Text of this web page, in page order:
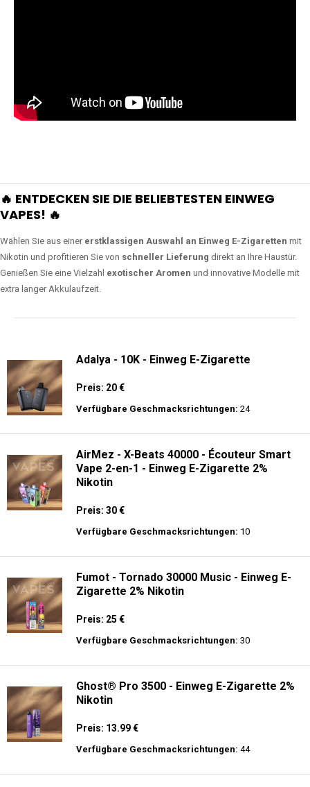
🔥 ENTDECKEN SIE DIE BELIEBTESTEN EINWEG
VAPES! 🔥
Wählen Sie aus einer erstklassigen Auswahl an Einweg E-Zigaretten mit
Nikotin und profitieren Sie von schneller Lieferung direkt an Ihre Haustür.
Genießen Sie eine Vielzahl exotischer Aromen und innovative Modelle mit
extra langer Akkulaufzeit.
Adalya - 10K - Einweg E-Zigarette
Preis: 20 €
Verfügbare Geschmacksrichtungen: 24
AirMez - X-Beats 40000 - Écouteur Smart
Vape 2-en-1 - Einweg E-Zigarette 2%
Nikotin
Preis: 30 €
Verfügbare Geschmacksrichtungen: 10
Fumot - Tornado 30000 Music - Einweg E-
Zigarette 2% Nikotin
Preis: 25 €
Verfügbare Geschmacksrichtungen: 30
Ghost® Pro 3500 - Einweg E-Zigarette 2%
Nikotin
Preis: 13.99 €
Verfügbare Geschmacksrichtungen: 44